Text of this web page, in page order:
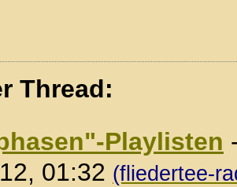
Thread:
Playlisten
01:32 (fliedertee-